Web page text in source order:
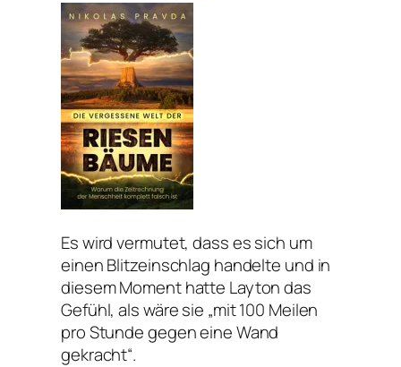
Es wird vermutet, dass es sich um
einen Blitzeinschlag handelte und in
diesem Moment hatte Layton das
Gefühl, als wäre sie „mit 100 Meilen
pro Stunde gegen eine Wand
gekracht“.